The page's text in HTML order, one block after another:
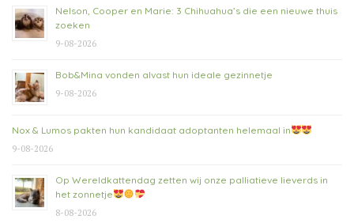
Nelson, Cooper en Marie: 3 Chihuahua’s die een nieuwe thuis
zoeken
9-08-2026
Bob&Mina vonden alvast hun ideale gezinnetje
9-08-2026
Nox & Lumos pakten hun kandidaat adoptanten helemaal in
9-08-2026
Op Wereldkattendag zetten wij onze palliatieve lieverds in
het zonnetje
8-08-2026